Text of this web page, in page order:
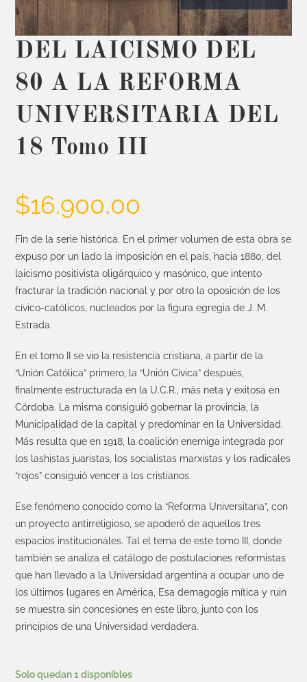
DEL LAICISMO DEL
80 A LA REFORMA
UNIVERSITARIA DEL
18 Tomo III
$16.900,00
Fin de la serie histórica. En el primer volumen de esta obra se
expuso por un lado la imposición en el país, hacia 1880, del
laicismo positivista oligárquico y masónico, que intento
fracturar la tradición nacional y por otro la oposición de los
cívico-católicos, nucleados por la figura egregia de J. M.
Estrada.
En el tomo II se vio la resistencia cristiana, a partir de la
“Unión Católica” primero, la “Unión Cívica” después,
finalmente estructurada en la U.C.R., más neta y exitosa en
Córdoba. La misma consiguió gobernar la provincia, la
Municipalidad de la capital y predominar en la Universidad.
Más resulta que en 1918, la coalición enemiga integrada por
los lashistas juaristas, los socialistas marxistas y los radicales
“rojos” consiguió vencer a los cristianos.
Ese fenómeno conocido como la “Reforma Universitaria”, con
un proyecto antirreligioso, se apoderó de aquellos tres
espacios institucionales. Tal el tema de este tomo III, donde
también se analiza el catálogo de postulaciones reformistas
que han llevado a la Universidad argentina a ocupar uno de
los últimos lugares en América, Esa demagogia mítica y ruin
se muestra sin concesiones en este libro, junto con los
principios de una Universidad verdadera.
Solo quedan 1 disponibles